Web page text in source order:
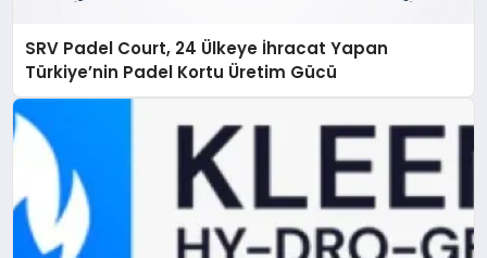
SRV Padel Court, 24 Ülkeye İhracat Yapan
Türkiye’nin Padel Kortu Üretim Gücü